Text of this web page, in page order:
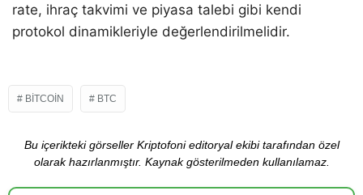
rate, ihraç takvimi ve piyasa talebi gibi kendi
protokol dinamikleriyle değerlendirilmelidir.
BITCOIN BTC
Bu içerikteki görseller Kriptofoni editoryal ekibi tarafından özel
olarak hazırlanmıştır. Kaynak gösterilmeden kullanılamaz.